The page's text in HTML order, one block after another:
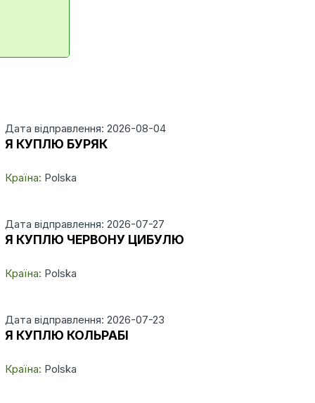
Дата відправлення: 2026-08-04
Я КУПЛЮ БУРЯК
Країна: Polska
Дата відправлення: 2026-07-27
Я КУПЛЮ ЧЕРВОНУ ЦИБУЛЮ
Країна: Polska
Дата відправлення: 2026-07-23
Я КУПЛЮ КОЛЬРАБІ
Країна: Polska